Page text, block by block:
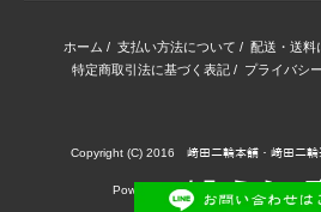
ホーム / 支払い方法について / 配送・送料
特定商取引法に基づく表記 / プライバシ
Copyright (C) 2016 﨑田二輪本舗・﨑田二
Powered by